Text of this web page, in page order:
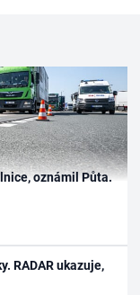
oznámil Půta.
RADAR ukazuje,